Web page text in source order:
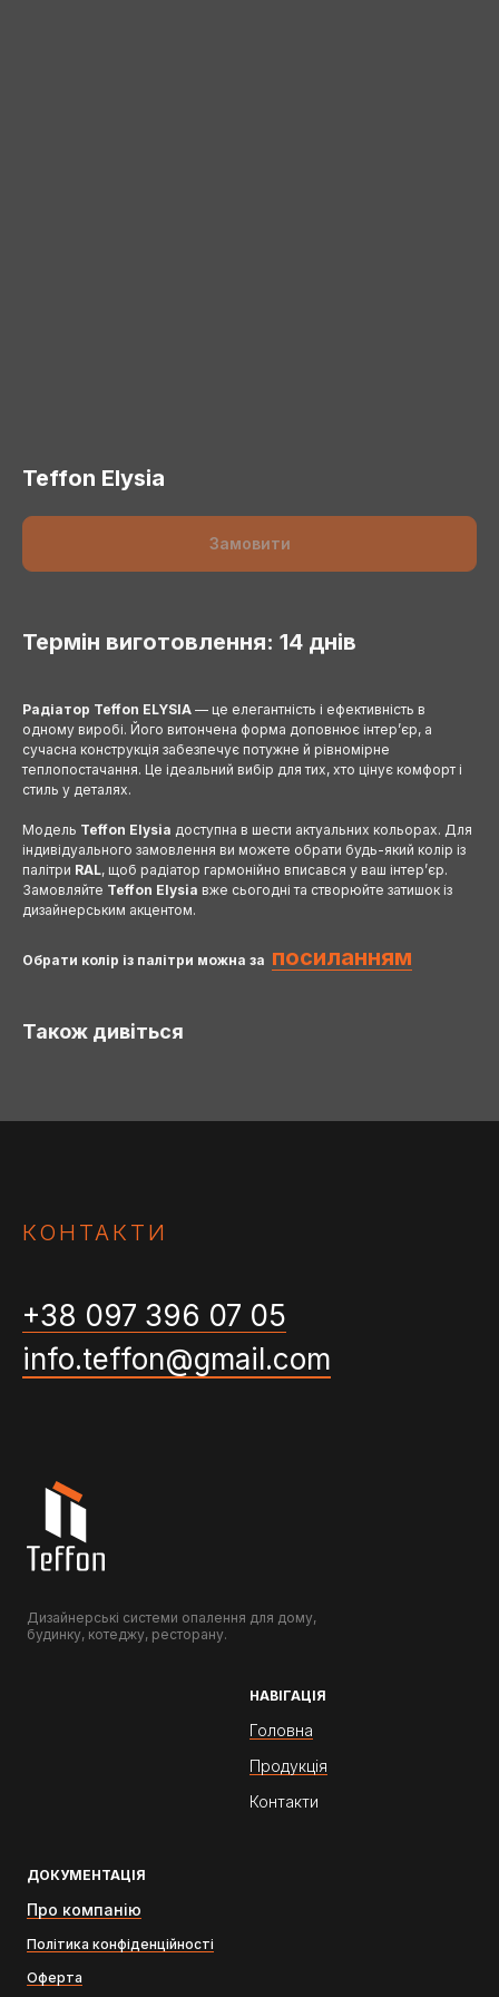
Teffon Elysia
Замовити
Термін виготовлення: 14 днів
Радіатор Teffon ELYSIA — це елегантність і ефективність в
одному виробі. Його витончена форма доповнює інтер’єр, а
сучасна конструкція забезпечує потужне й рівномірне
теплопостачання. Це ідеальний вибір для тих, хто цінує комфорт і
стиль у деталях.
Модель Teffon Elysia доступна в шести актуальних кольорах. Для
індивідуального замовлення ви можете обрати будь-який колір із
палітри RAL, щоб радіатор гармонійно вписався у ваш інтер’єр.
Замовляйте Teffon Elysia вже сьогодні та створюйте затишок із
дизайнерським акцентом.
Обрати колір із палітри можна за посиланням
Також дивіться
КОНТАКТИ
+38 097 396 07 05
info.teffon@gmail.com
Дизайнерські системи опалення для дому,
будинку, котеджу, ресторану.
НАВІГАЦІЯ
Головна
Продукція
Контакти
ДОКУМЕНТАЦІЯ
Про компанію
Політика конфіденційності
Оферта